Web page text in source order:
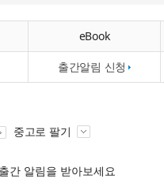
eBook
출간알림 신청
중고로 팔기
간 알림을 받아보세요